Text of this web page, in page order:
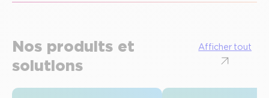
Nos produits et
solutions
Afficher tout